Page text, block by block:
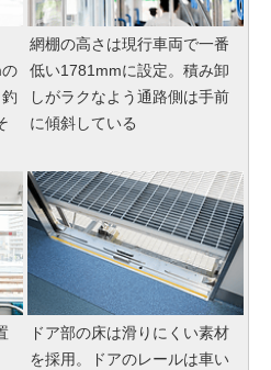
網棚の高さは現行車両で一番
低い1781mmに設定。積み卸
しがラクなよう通路側は手前
に傾斜している
ドア部の床は滑りにくい素材
を採用。ドアのレールは車い